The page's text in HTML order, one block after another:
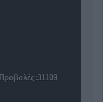
Προβολές:31109